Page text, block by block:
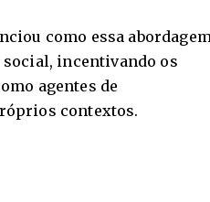
como essa
incentivando os
agentes de
contextos.